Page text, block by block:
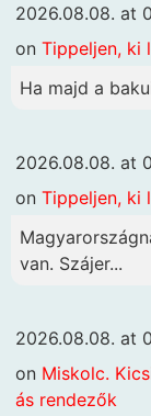
2026.08.08. at
on Tippeljen, ki
Ha majd a
2026.08.08. at
on Tippeljen, ki
van. Szájer...
2026.08.08. at
on Miskolc.
ás rendezők